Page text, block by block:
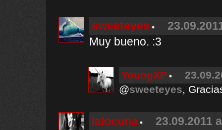
sweeteyes
Muy bueno. :3
YoungXP
@sweeteyes,
lalocuna
23.09.2011